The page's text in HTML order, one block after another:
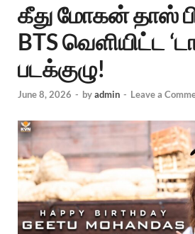
கீது மோகன் தாஸ்
BTS வெளியிட்ட
படக்குழு!
June 8, 2026 - byadmin - Leave a